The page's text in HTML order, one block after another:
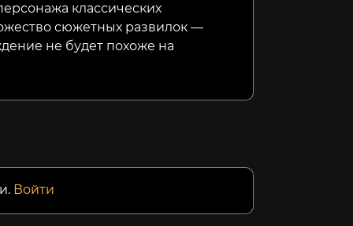
классических
сюжетных развилок —
не будет похоже на
Войти